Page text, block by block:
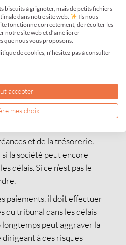
être en cessation des
endettée mais capable de
pas forcément dans
en cas de
avec prudence lorsqu’une
et de la trésorerie.
la société peut encore
délais. Si ce n’est pas le
paiements, il doit effectuer
du tribunal dans les délais
peut aggraver la
à des risques
biscuits à grignoter, mais de petits fichiers
dans notre site web.
Ils nous
fonctionne correctement, de récolter les
notre site web et d’améliorer
que nous vous proposons.
de cookies, n’hésitez pas à consulter
accepter
mes choix